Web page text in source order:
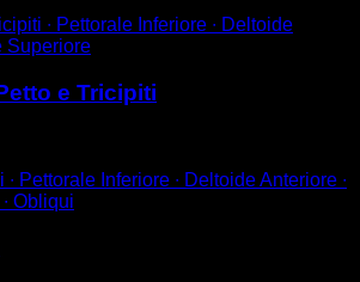
∙ Pettorale Inferiore ∙ Deltoide
Superiore
e Tricipiti
Pettorale Inferiore ∙ Deltoide Anteriore ∙
Obliqui